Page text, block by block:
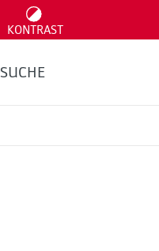
KONTRAST
SUCHE